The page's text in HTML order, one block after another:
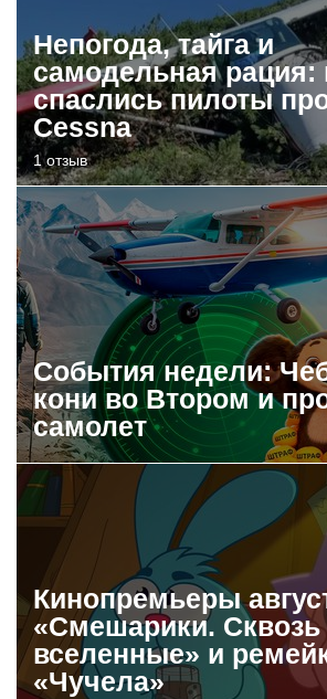
Непогода, тайга и
самодельная рация:
спаслись пилоты
Cessna
1 отзыв
События недели:
кони во Втором и
самолет
Кинопремьеры
«Смешарики. Сквозь
вселенные» и
«Чучела»